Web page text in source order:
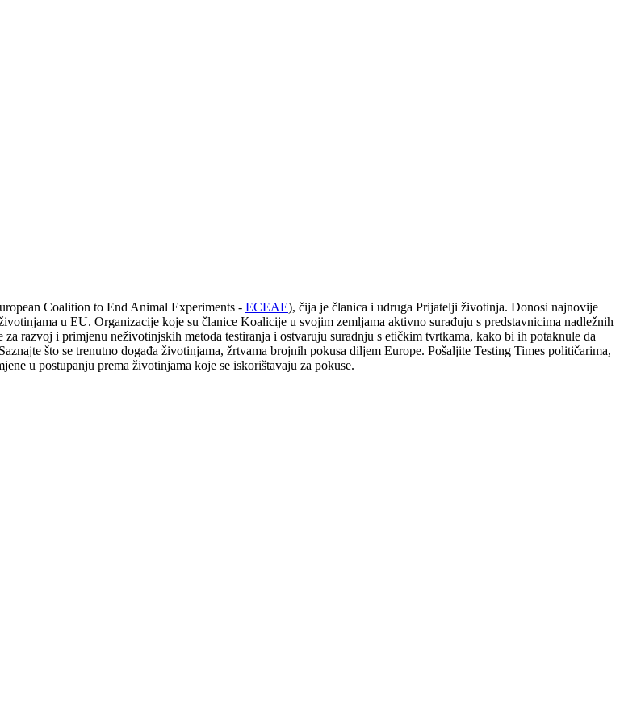
Coalition to End Animal Experiments - ECEAE), čija je članica i udruga Prijatelji životinja. Donosi najnovije
u EU. Organizacije koje su članice Koalicije u svojim zemljama aktivno surađuju s predstavnicima nadležnih
razvoj i primjenu neživotinjskih metoda testiranja i ostvaruju suradnju s etičkim tvrtkama, kako bi ih potaknule da
što se trenutno događa životinjama, žrtvama brojnih pokusa diljem Europe. Pošaljite Testing Times političarima,
u postupanju prema životinjama koje se iskorištavaju za pokuse.